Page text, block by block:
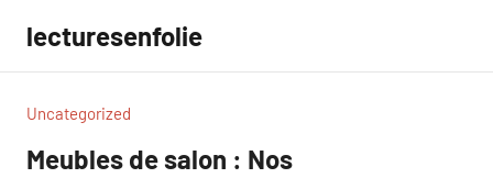
contenu
lecturesenfolie
Uncategorized
Meubles de salon : Nos